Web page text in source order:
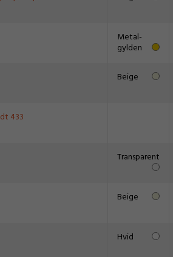
Metal-
gylden
Beige
433
Transparent
Beige
Hvid